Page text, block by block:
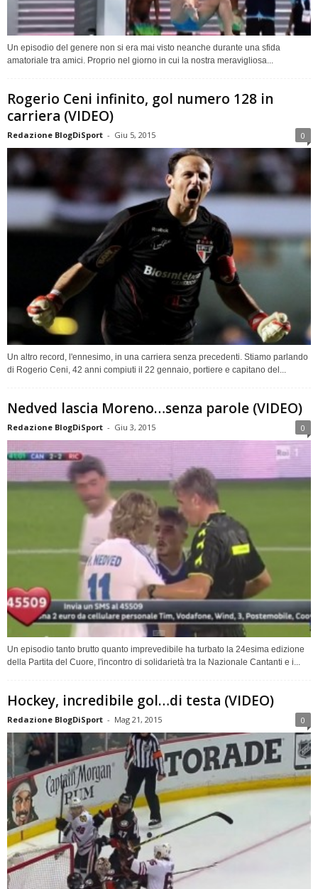
Un episodio del genere non si era mai visto neanche durante una sfida
amatoriale tra amici. Proprio nel giorno in cui la nostra meravigliosa...
Rogerio Ceni infinito, gol numero 128 in
carriera (VIDEO)
Redazione BlogDiSport - Giu 5, 2015 0
Un altro record, l'ennesimo, in una carriera senza precedenti. Stiamo parlando
di Rogerio Ceni, 42 anni compiuti il 22 gennaio, portiere e capitano del...
Nedved lascia Moreno…senza parole (VIDEO)
Redazione BlogDiSport - Giu 3, 2015 0
Un episodio tanto brutto quanto imprevedibile ha turbato la 24esima edizione
della Partita del Cuore, l'incontro di solidarietà tra la Nazionale Cantanti e i...
Hockey, incredibile gol…di testa (VIDEO)
Redazione BlogDiSport - Mag 21, 2015 0